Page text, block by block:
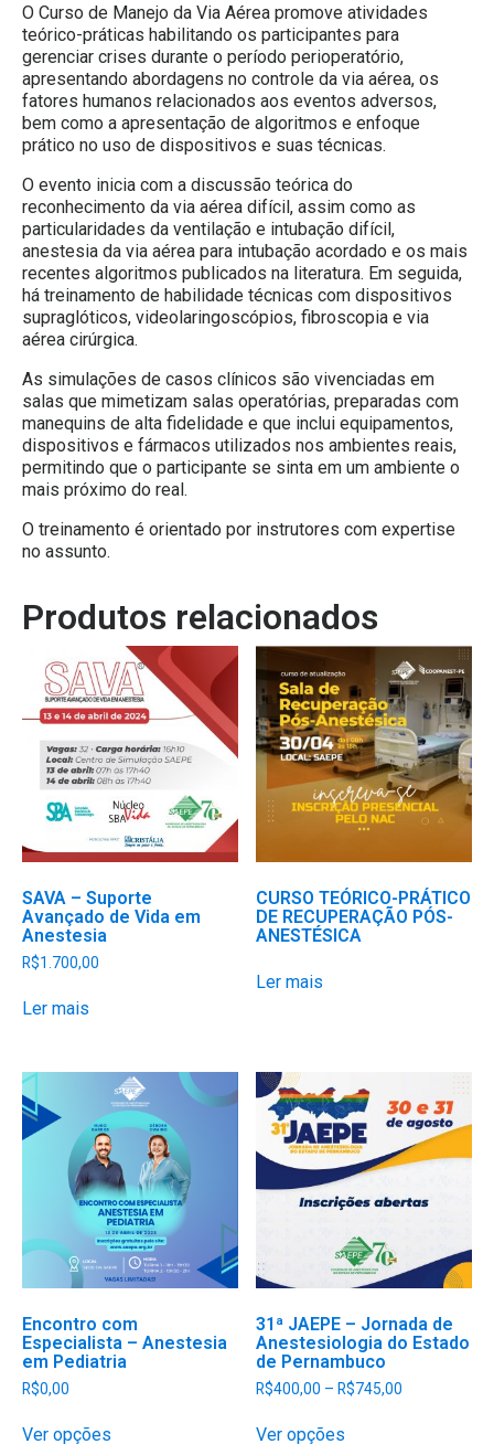
O Curso de Manejo da Via Aérea promove atividades
teórico-práticas habilitando os participantes para
gerenciar crises durante o período perioperatório,
apresentando abordagens no controle da via aérea, os
fatores humanos relacionados aos eventos adversos,
bem como a apresentação de algoritmos e enfoque
prático no uso de dispositivos e suas técnicas.
O evento inicia com a discussão teórica do
reconhecimento da via aérea difícil, assim como as
particularidades da ventilação e intubação difícil,
anestesia da via aérea para intubação acordado e os mais
recentes algoritmos publicados na literatura. Em seguida,
há treinamento de habilidade técnicas com dispositivos
supraglóticos, videolaringoscópios, fibroscopia e via
aérea cirúrgica.
As simulações de casos clínicos são vivenciadas em
salas que mimetizam salas operatórias, preparadas com
manequins de alta fidelidade e que inclui equipamentos,
dispositivos e fármacos utilizados nos ambientes reais,
permitindo que o participante se sinta em um ambiente o
mais próximo do real.
O treinamento é orientado por instrutores com expertise
no assunto.
Produtos relacionados
SAVA – Suporte
Avançado de Vida em
Anestesia
R$1.700,00
Ler mais
CURSO TEÓRICO-PRÁTICO
DE RECUPERAÇÃO PÓS-
ANESTÉSICA
Ler mais
Encontro com
Especialista – Anestesia
em Pediatria
R$0,00
Ver opções
31ª JAEPE – Jornada de
Anestesiologia do Estado
de Pernambuco
R$400,00 – R$745,00
Ver opções